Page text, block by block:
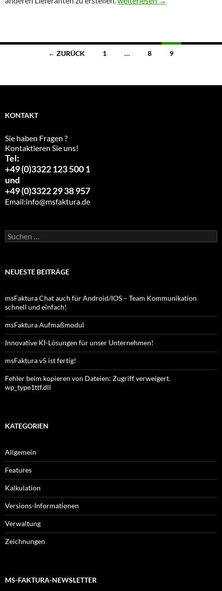
Beitragsnavigation
← ZURÜCK 1 … 8 9
KONTAKT
Sie haben Fragen ?
Kontaktieren Sie uns!
Tel:
+49 (0)3322 123 500 1
und
+49 (0)3322 29 38 957
Email:info@msfaktura.de
Suchen
nach:
NEUESTE BEITRÄGE
msFaktura Chat auch für Android/IOS – Team Kommunikation
schnell und einfach!
msFaktura Aufmaßmodul
Innovative KI-Lösungen für unser Unternehmen!
msFaktura v5 ist fertig!
Fehler beim kopieren von Dateien: Zugriff verweigert.
wp_type1ttf.dll
KATEGORIEN
Allgemein
Features
Kalkulation
Versions-Informationen
Verwaltung
Zeichnungen
MS-FAKTURA-NEWSLETTER